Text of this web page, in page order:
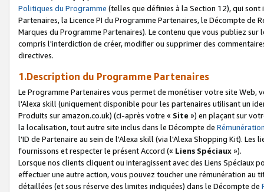
Politiques du Programme (telles que définies à la Section 12), qui
Partenaires, la Licence PI du Programme Partenaires, le Décompte de
Marques du Programme Partenaires). Le contenu que vous publiez
compris l'interdiction de créer, modifier ou supprimer des
directives.
1.Description du Programme Partenaires
Le Programme Partenaires vous permet de monétiser votre site Web,
l'Alexa skill (uniquement disponible pour les partenaires utilisant un
Produits sur amazon.co.uk) (ci-après votre « Site ») en plaçant sur
la localisation, tout autre site inclus dans le Décompte de
l'ID de Partenaire au sein de l'Alexa skill (via l'Alexa Shopping Kit).
fournissons et respecter le présent Accord (« Liens Spéciaux»).
Lorsque nos clients cliquent ou interagissent avec des Liens Spéciaux
effectuer une autre action, vous pouvez toucher une rémunération
détaillées (et sous réserve des limites indiquées) dans le Décompte de